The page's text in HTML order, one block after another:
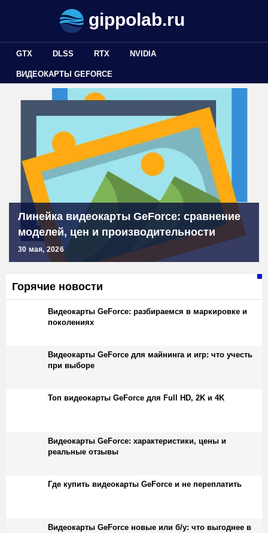
gippolab.ru
GTX DLSS RTX NVIDIA
ВИДЕОКАРТЫ GEFORCE
Линейка видеокарты GeForce: сравнение
моделей, цен и производительности
30 мая, 2026
Горячие новости
Видеокарты GeForce: разбираемся в маркировке и
поколениях
Видеокарты GeForce для майнинга и игр: что учесть
при выборе
Топ видеокарты GeForce для Full HD, 2K и 4K
Видеокарты GeForce: характеристики, цены и
реальные отзывы
Где купить видеокарты GeForce и не переплатить
Видеокарты GeForce новые или б/у: что выгоднее в